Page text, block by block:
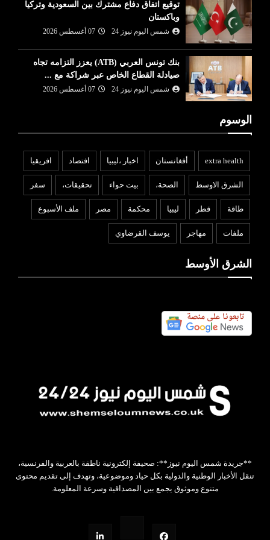
توقيع اتفاق دفاع مشترك بين السعودية وتركيا
وباكستان
شمس اليوم نيوز 24 07 أغسطس 2026
بنك تونس العربي (ATB) يعزز التزامه تجاه
صيادلة القطاع الخاص عبر شراكة مع ...
شمس اليوم نيوز 24 07 أغسطس 2026
الوسوم
extra health أفغانستان اخبار ،ليبيا افتصاد افريقيا
الشرق الاوسط الصحة، بيت حواء تحقيقات، سفر
طاقة قطر ليبيا محكمة مصر ملف الأسبوع
ملفات مهاجر يوسف القرضاوي
الشرق الأوسط
**جريدة شمس اليوم نيوز**: صحيفة إلكترونية ناطقة بالعربية والفرنسية،
تنقل الأخبار الوطنية والدولية بكل حياد وموضوعية، وتهدف إلى تقديم محتوى
متنوع وموثوق يجمع بين المصداقية وسرعة المعلومة.